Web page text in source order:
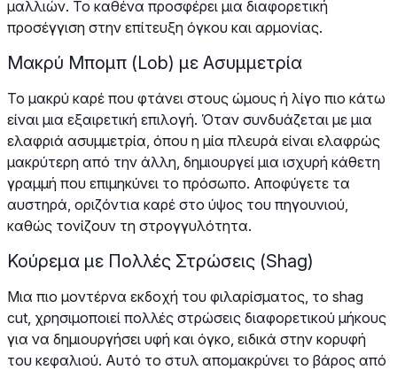
μαλλιών. Το καθένα προσφέρει μια διαφορετική
προσέγγιση στην επίτευξη όγκου και αρμονίας.
Μακρύ Μπομπ (Lob) με Ασυμμετρία
Το μακρύ καρέ που φτάνει στους ώμους ή λίγο πιο κάτω
είναι μια εξαιρετική επιλογή. Όταν συνδυάζεται με μια
ελαφριά ασυμμετρία, όπου η μία πλευρά είναι ελαφρώς
μακρύτερη από την άλλη, δημιουργεί μια ισχυρή κάθετη
γραμμή που επιμηκύνει το πρόσωπο. Αποφύγετε τα
αυστηρά, οριζόντια καρέ στο ύψος του πηγουνιού,
καθώς τονίζουν τη στρογγυλότητα.
Κούρεμα με Πολλές Στρώσεις (Shag)
Μια πιο μοντέρνα εκδοχή του φιλαρίσματος, το shag
cut, χρησιμοποιεί πολλές στρώσεις διαφορετικού μήκους
για να δημιουργήσει υφή και όγκο, ειδικά στην κορυφή
του κεφαλιού. Αυτό το στυλ απομακρύνει το βάρος από